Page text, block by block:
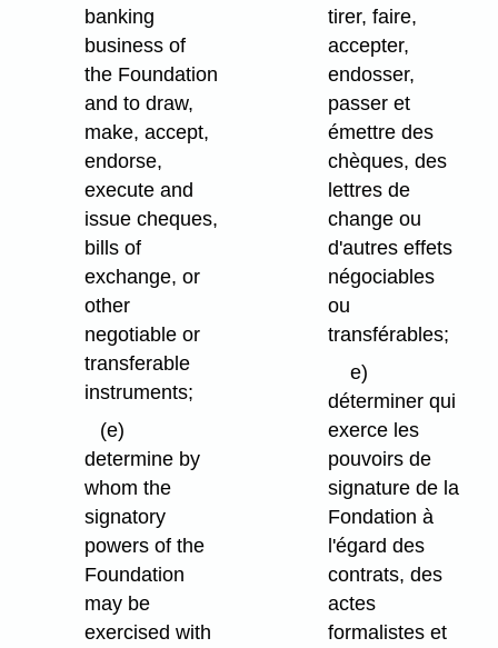
banking
business of
the Foundation
and to draw,
make, accept,
endorse,
execute and
issue cheques,
bills of
exchange, or
other
negotiable or
transferable
instruments;
(e)
determine by
whom the
signatory
powers of the
Foundation
may be
exercised with
tirer, faire,
accepter,
endosser,
passer et
émettre des
chèques, des
lettres de
change ou
d'autres effets
négociables
ou
transférables;
e)
déterminer qui
exerce les
pouvoirs de
signature de la
Fondation à
l'égard des
contrats, des
actes
formalistes et